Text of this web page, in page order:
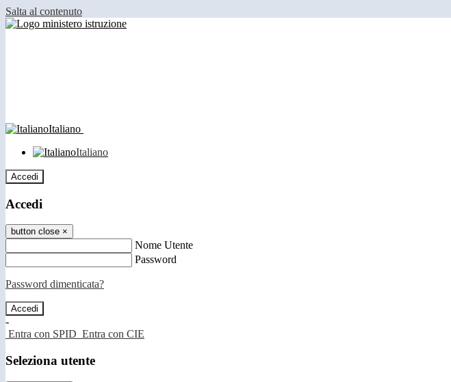
Salta al contenuto
Italiano
Italiano
Accedi
Accedi
button close ×
Nome Utente
Password
Password dimenticata?
-
Entra con SPID Entra con CIE
Seleziona utente